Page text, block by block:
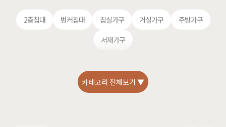
2층침대 벙커침대 침실가구 거실가구
주방가구
서재가구
카테고리 전체보기 ▼